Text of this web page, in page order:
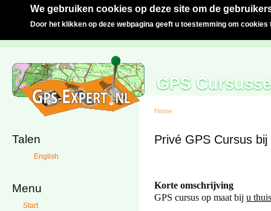
We gebruiken cookies op deze site om de
Door het klikken op deze webpagina geeft u toestemming om cookies
GPS
Talen
English
Menu
Start
Home
Privé GPS Cursus
Korte omschrijving
GPS cursus op maat bij u thuis